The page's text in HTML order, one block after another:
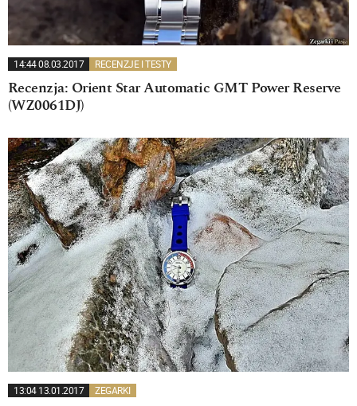
14:44 08.03.2017 RECENZJE I TESTY
Recenzja: Orient Star Automatic GMT Power Reserve
(WZ0061DJ)
13:04 13.01.2017 ZEGARKI